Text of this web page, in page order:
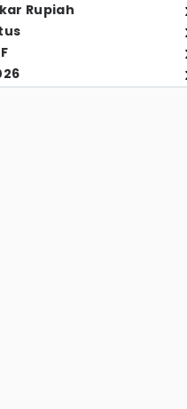
Rupiah